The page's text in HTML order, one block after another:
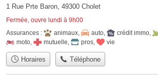
1 Rue Prte Baron, 49300 Cholet
Fermée, ouvre lundi à 9h00
Assurances : animaux auto crédit immo
moto
mutuelle pros vie
Horaires Téléphone